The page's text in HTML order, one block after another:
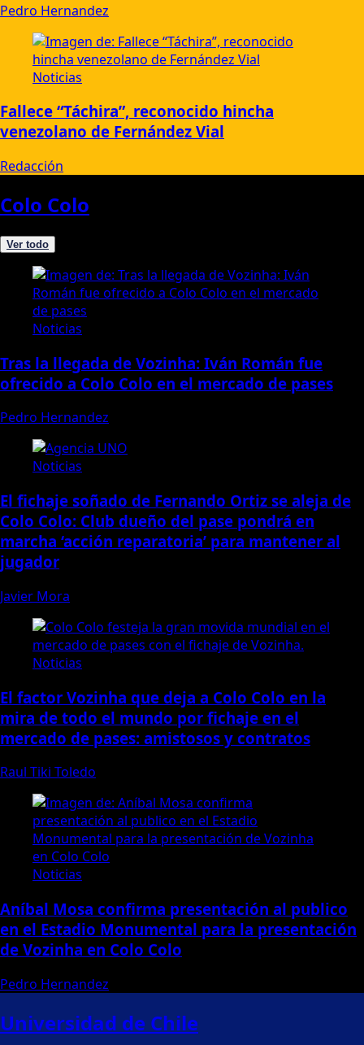
Pedro Hernandez
Noticias
Fallece “Táchira”, reconocido hincha
venezolano de Fernández Vial
Redacción
Colo Colo
Ver todo
Noticias
Tras la llegada de Vozinha: Iván Román fue
ofrecido a Colo Colo en el mercado de pases
Pedro Hernandez
Noticias
El fichaje soñado de Fernando Ortiz se aleja de
Colo Colo: Club dueño del pase pondrá en
marcha ‘acción reparatoria’ para mantener al
jugador
Javier Mora
Noticias
El factor Vozinha que deja a Colo Colo en la
mira de todo el mundo por fichaje en el
mercado de pases: amistosos y contratos
Raul Tiki Toledo
Noticias
Aníbal Mosa confirma presentación al publico
en el Estadio Monumental para la presentación
de Vozinha en Colo Colo
Pedro Hernandez
Universidad de Chile